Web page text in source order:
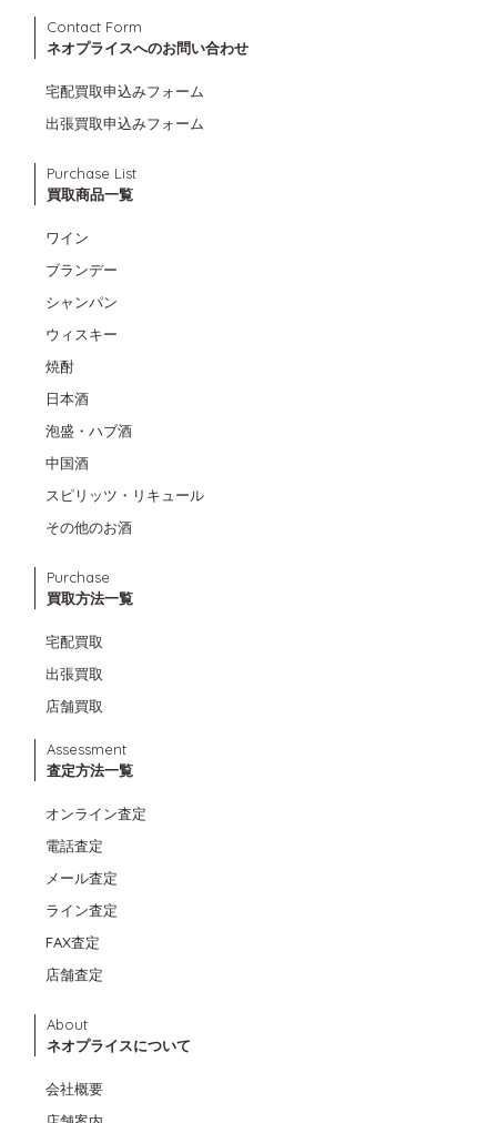
Contact Form
ネオプライスへのお問い合わせ
宅配買取申込みフォーム
出張買取申込みフォーム
Purchase List
買取商品一覧
ワイン
ブランデー
シャンパン
ウィスキー
焼酎
日本酒
泡盛・ハブ酒
中国酒
スピリッツ・リキュール
その他のお酒
Purchase
買取方法一覧
宅配買取
出張買取
店舗買取
Assessment
査定方法一覧
オンライン査定
電話査定
メール査定
ライン査定
FAX査定
店舗査定
About
ネオプライスについて
会社概要